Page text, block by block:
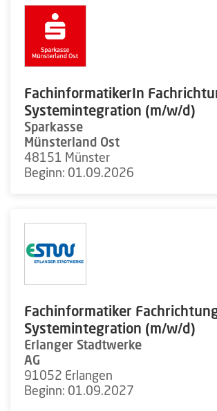
FachinformatikerIn
Systemintegration (m/w/d)
Sparkasse
Münsterland Ost
48151 Münster
Beginn: 01.09.2026
Fachinformatiker
Systemintegration (m/w/d)
Erlanger Stadtwerke
AG
91052 Erlangen
Beginn: 01.09.2027